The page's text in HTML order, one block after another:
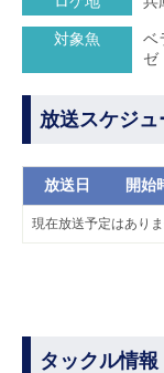
対象魚
ベ
ゼ
放送スケジュ
放送日 開始
現在放送予定はありま
タックル情報